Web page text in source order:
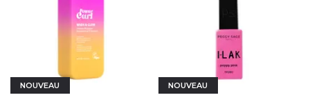
NOUVEAU NOUVEAU